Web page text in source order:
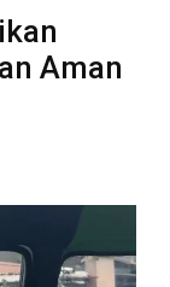
Aman